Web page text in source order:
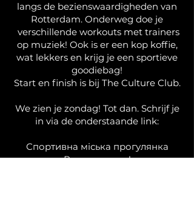
langs de bezienswaardigheden van
Rotterdam. Onderweg doe je
verschillende workouts met trainers
op muziek! Ook is er een kop koffie,
wat lekkers en krijg je een sportieve
goodiebag!
Start en finish is bij The Culture Club.
We zien je zondag! Tot dan. Schrijf je
in via de onderstaande link:
Спортивна міська прогулянка
Роттердамом!